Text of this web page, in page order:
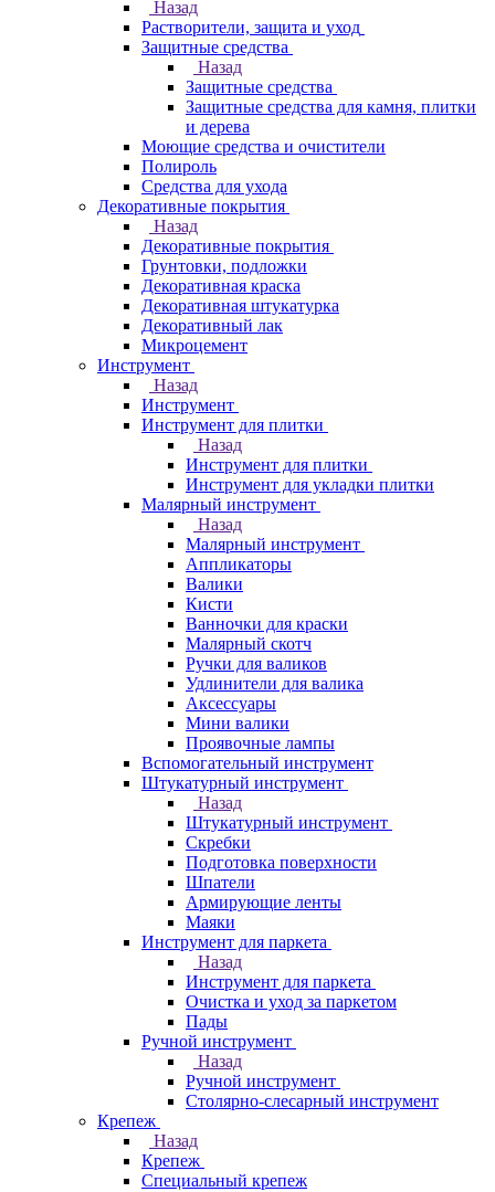
Назад
Растворители, защита и уход
Защитные средства
Назад
Защитные средства
Защитные средства для камня, плитки
и дерева
Моющие средства и очистители
Полироль
Средства для ухода
Декоративные покрытия
Назад
Декоративные покрытия
Грунтовки, подложки
Декоративная краска
Декоративная штукатурка
Декоративный лак
Микроцемент
Инструмент
Назад
Инструмент
Инструмент для плитки
Назад
Инструмент для плитки
Инструмент для укладки плитки
Малярный инструмент
Назад
Малярный инструмент
Аппликаторы
Валики
Кисти
Ванночки для краски
Малярный скотч
Ручки для валиков
Удлинители для валика
Аксессуары
Мини валики
Проявочные лампы
Вспомогательный инструмент
Штукатурный инструмент
Назад
Штукатурный инструмент
Скребки
Подготовка поверхности
Шпатели
Армирующие ленты
Маяки
Инструмент для паркета
Назад
Инструмент для паркета
Очистка и уход за паркетом
Пады
Ручной инструмент
Назад
Ручной инструмент
Столярно-слесарный инструмент
Крепеж
Назад
Крепеж
Специальный крепеж